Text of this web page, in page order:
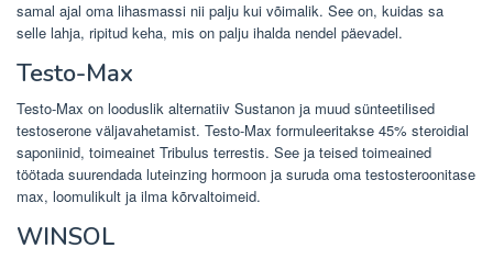
samal ajal oma lihasmassi nii palju kui võimalik. See on, kuidas sa
selle lahja, ripitud keha, mis on palju ihalda nendel päevadel.
Testo-Max
Testo-Max on looduslik alternatiiv Sustanon ja muud sünteetilised
testoserone väljavahetamist. Testo-Max formuleeritakse 45% steroidial
saponiinid, toimeainet Tribulus terrestis. See ja teised toimeained
töötada suurendada luteinzing hormoon ja suruda oma testosteroonitase
max, loomulikult ja ilma kõrvaltoimeid.
WINSOL